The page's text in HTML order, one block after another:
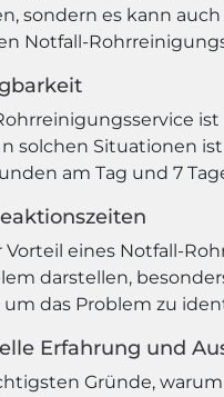
sondern es kann
Notfall-
solchen Situationen
am Tag und 7
Vorteil eines Notfall-
darstellen,
um das Problem zu
Erfahrung und
Gründe,